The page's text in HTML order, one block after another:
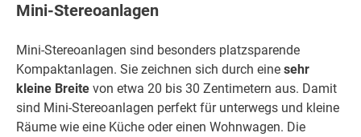
Mini-Stereoanlagen
Mini-Stereoanlagen sind besonders platzsparende
Kompaktanlagen. Sie zeichnen sich durch eine sehr
kleine Breite von etwa 20 bis 30 Zentimetern aus. Damit
sind Mini-Stereoanlagen perfekt für unterwegs und kleine
Räume wie eine Küche oder einen Wohnwagen. Die